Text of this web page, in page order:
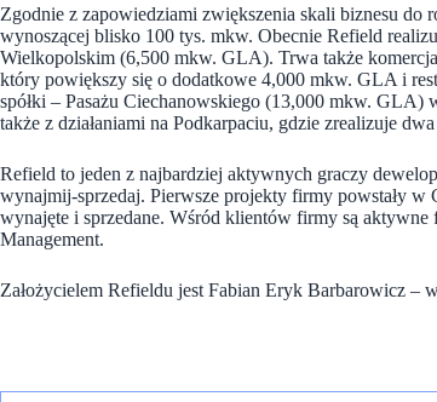
Zgodnie z zapowiedziami zwiększenia skali biznesu
wynoszącej blisko 100 tys. mkw. Obecnie Refield
Wielkopolskim (6,500 mkw. GLA). Trwa także
który powiększy się o dodatkowe 4,000 mkw. GLA i
spółki – Pasażu Ciechanowskiego (13,000 mkw.
także z działaniami na Podkarpaciu, gdzie zrealizuje
Refield to jeden z najbardziej aktywnych graczy
wynajmij-sprzedaj. Pierwsze projekty firmy powstały
wynajęte i sprzedane. Wśród klientów firmy są
Management.
Założycielem Refieldu jest Fabian Eryk Barbarowicz –